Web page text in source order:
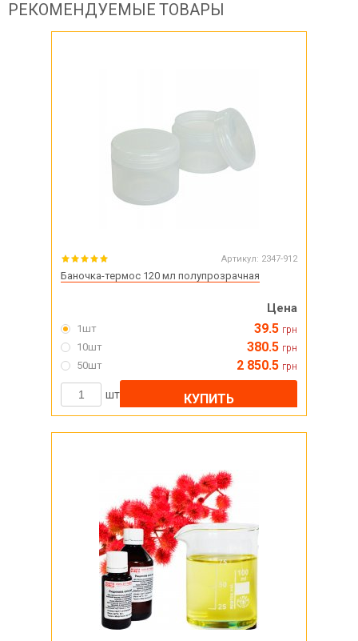
РЕКОМЕНДУЕМЫЕ ТОВАРЫ
Артикул: 2347-912
Баночка-термос 120 мл полупрозрачная
Цена
1шт 39.5 грн
10шт 380.5 грн
50шт 2 850.5 грн
шт КУПИТЬ